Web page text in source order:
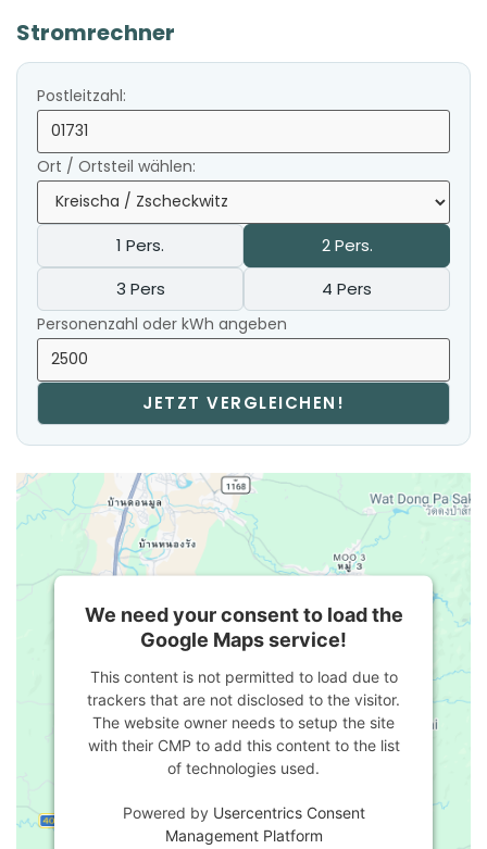
Stromrechner
Postleitzahl:
Ort / Ortsteil wählen:
1 Pers.
2 Pers.
3 Pers
4 Pers
Personenzahl oder kWh angeben
JETZT VERGLEICHEN!
We need your consent to load the
Google Maps service!
This content is not permitted to load due to
trackers that are not disclosed to the visitor.
The website owner needs to setup the site
with their CMP to add this content to the list
of technologies used.
Powered by Usercentrics Consent
Management Platform